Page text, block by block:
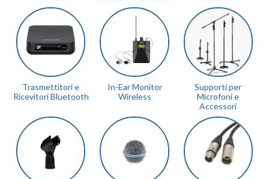
Trasmettitori e
Ricevitori Bluetooth
In-Ear Monitor
Wireless
Supporti per
Microfoni e
Accessori